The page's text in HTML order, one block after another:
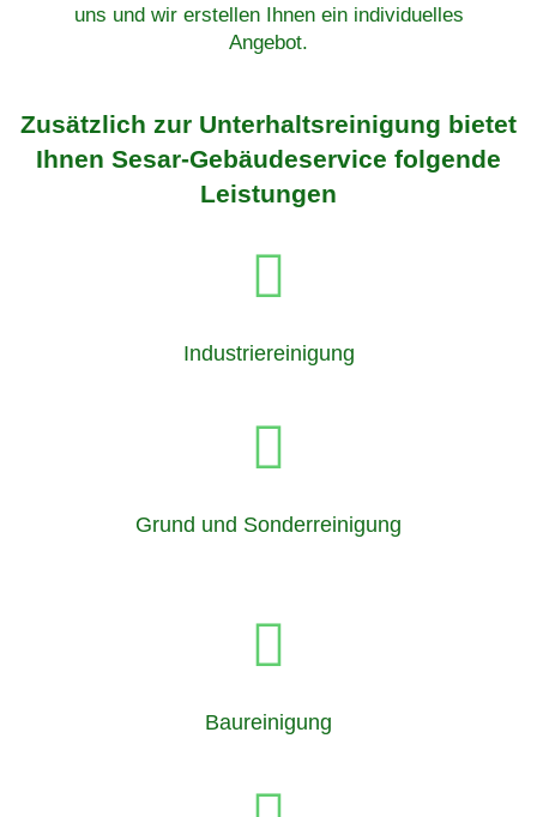
uns und wir erstellen Ihnen ein individuelles
Angebot.
Zusätzlich zur Unterhaltsreinigung bietet
Ihnen Sesar-Gebäudeservice folgende
Leistungen
Industriereinigung
Grund und Sonderreinigung
Baureinigung